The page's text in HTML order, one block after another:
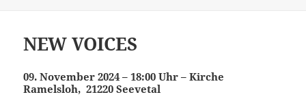
NEW VOICES
09. November 2024 – 18:00 Uhr – Kirche
Ramelsloh, 21220 Seevetal